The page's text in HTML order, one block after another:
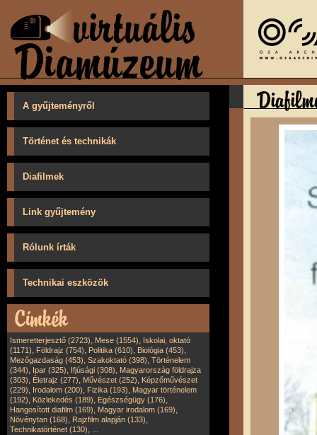
A gyűjteményről
Történet és technikák
Diafilmek
Link gyűjtemény
Rólunk írták
Technikai eszközök
Ismeretterjesztő (2723), Mese (1554), Iskolai, oktató
(1171), Földrajz (754), Politika (610), Biológia (453),
Mezőgazdaság (453), Szakoktató (398), Történelem
(344), Ipar (325), Ifjúsági (308), Magyarország földrajza
(303), Életrajz (277), Művészet (252), Képzőművészet
(229), Irodalom (200), Fizika (193), Magyar történelem
(192), Közlekedés (189), Egészségügy (176),
Hangosított diafilm (169), Magyar irodalom (169),
Növénytan (168), Rajzfilm alapján (133),
Technikatörténet (130),